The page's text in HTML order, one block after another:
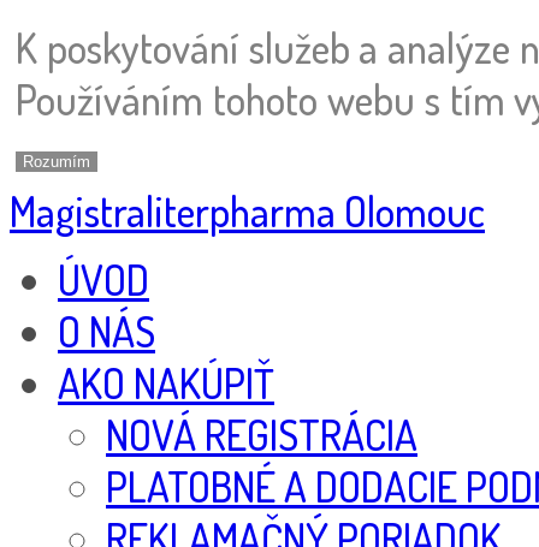
K poskytování služeb a analýze
Používáním tohoto webu s tím
Rozumím
Magistraliterpharma Olomouc
ÚVOD
O NÁS
AKO NAKÚPIŤ
NOVÁ REGISTRÁCIA
PLATOBNÉ A DODACIE